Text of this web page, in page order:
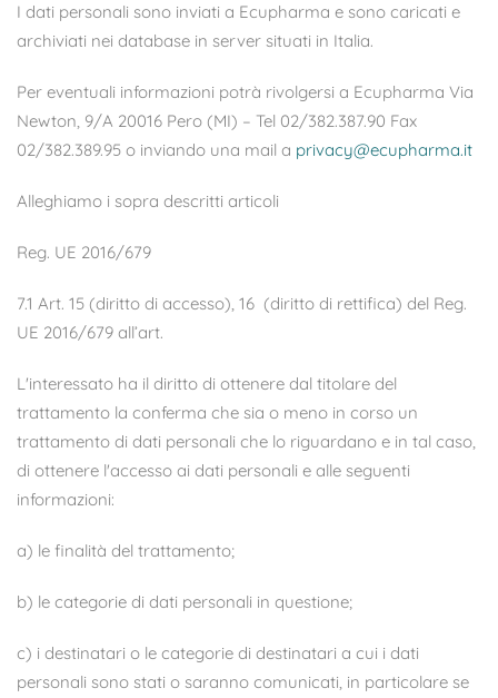
I dati personali sono inviati a Ecupharma e sono caricati e
archiviati nei database in server situati in Italia.
Per eventuali informazioni potrà rivolgersi a Ecupharma Via
Newton, 9/A 20016 Pero (MI) – Tel 02/382.387.90 Fax
02/382.389.95 o inviando una mail a privacy@ecupharma.it
Alleghiamo i sopra descritti articoli
Reg. UE 2016/679
7.1 Art. 15 (diritto di accesso), 16 (diritto di rettifica) del Reg.
UE 2016/679 all’art.
L'interessato ha il diritto di ottenere dal titolare del
trattamento la conferma che sia o meno in corso un
trattamento di dati personali che lo riguardano e in tal caso,
di ottenere l'accesso ai dati personali e alle seguenti
informazioni:
a) le finalità del trattamento;
b) le categorie di dati personali in questione;
c) i destinatari o le categorie di destinatari a cui i dati
personali sono stati o saranno comunicati, in particolare se